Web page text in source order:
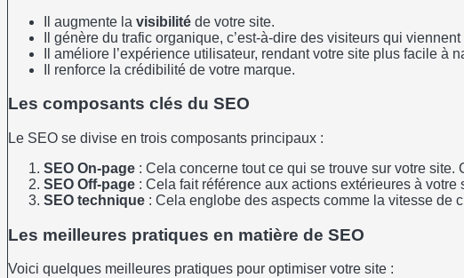
Il augmente la visibilité de votre site.
Il génère du trafic organique, c’est-à-dire des visiteurs qui
Il améliore l’expérience utilisateur, rendant votre site plus facile à
Il renforce la crédibilité de votre marque.
Les composants clés du SEO
Le SEO se divise en trois composants principaux :
SEO On-page : Cela concerne tout ce qui se trouve sur votre
SEO Off-page : Cela fait référence aux actions extérieures à votre
SEO technique : Cela englobe des aspects comme la vitesse de
Les meilleures pratiques en matière de SEO
Voici quelques meilleures pratiques pour optimiser votre site :